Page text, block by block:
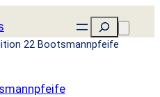
Suchen
22 Bootsmannpfeife